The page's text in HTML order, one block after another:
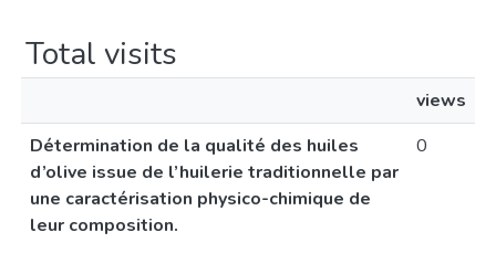
Total visits
views
Détermination de la qualité des huiles
d’olive issue de l’huilerie traditionnelle par
une caractérisation physico-chimique de
leur composition.
0